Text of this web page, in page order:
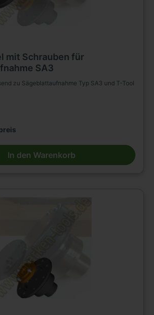
mit Schrauben für
SA3
Sägeblattaufnahme Typ SA3 und T-Tool
In den Warenkorb